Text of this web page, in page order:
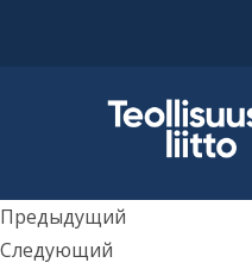
Предыдущий
Следующий